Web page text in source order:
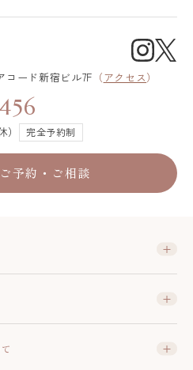
コード新宿ビル7F （アクセス）
完全予約制
予約・ご相談